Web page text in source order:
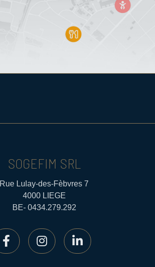
SOGEFIM SRL
Rue Lulay-des-Fèbvres 7
4000 LIEGE
BE- 0434.279.292